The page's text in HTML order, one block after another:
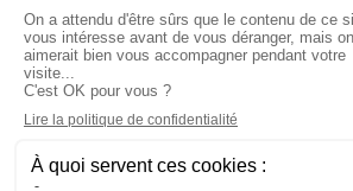
Informations
Climservice